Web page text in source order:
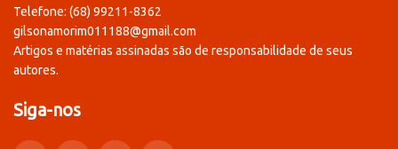
Telefone: (68) 99211-8362
gilsonamorim011188@gmail.com
Artigos e matérias assinadas são de responsabilidade de seus
autores.
Siga-nos